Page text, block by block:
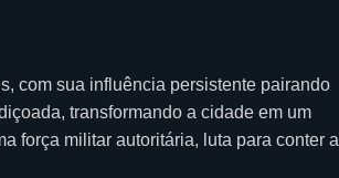
com sua influência persistente pairando
transformando a cidade em um
força militar autoritária, luta para conter a